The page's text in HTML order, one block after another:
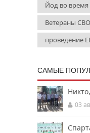
Йод во
Ветераны СВО
проведение
САМЫЕ
03